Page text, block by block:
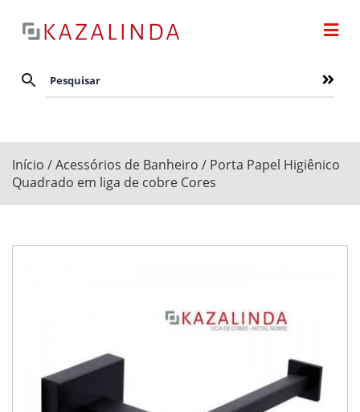
Início /Acessórios de Banheiro / Porta Papel Higiênico
Quadrado em liga de cobre Cores